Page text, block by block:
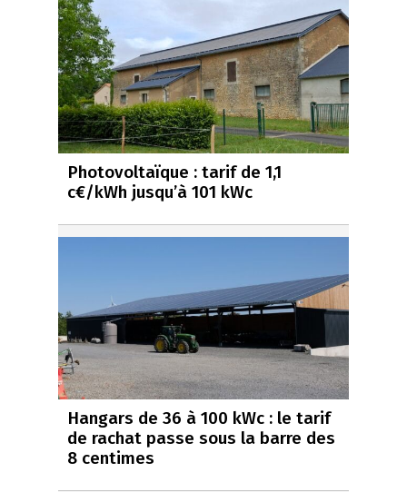
Photovoltaïque : tarif de 1,1
c€/kWh jusqu’à 101 kWc
Hangars de 36 à 100 kWc : le tarif
de rachat passe sous la barre des
8 centimes